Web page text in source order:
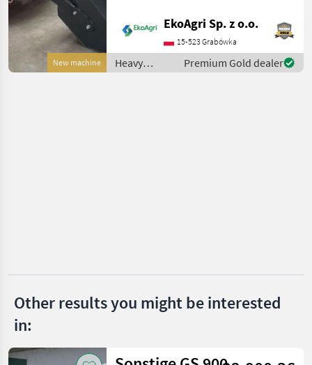
EKOAGRI
Mammut
Stockmann
New machine
Nutzinhalt (l): 600 Gewicht
(kg): 480 Abmessungen
(mm): Lä
EkoAgri Sp. z o.o.
15-523 Grabówka
Heavy
equipment/
Premium Gold dealer
Other results you might be interested
in: